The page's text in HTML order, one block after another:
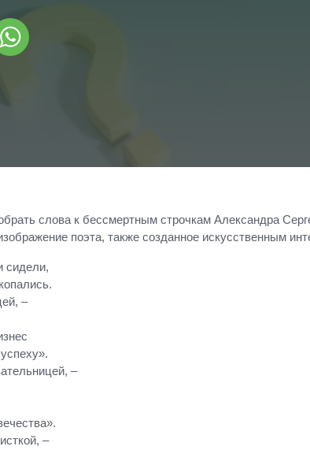
слова к бессмертным строчкам Александра
поэта, также созданное искусственным
сидели,
–
–
–